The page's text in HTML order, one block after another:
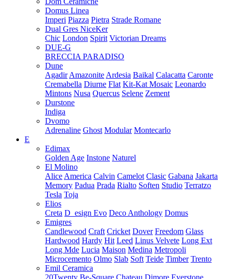
Domus Linea
Imperi Piazza Pietra Strade Romane
Dual Gres NiceKer
Chic London Spirit Victorian Dreams
DUE-G
BRECCIA PARADISO
Dune
Agadir Amazonite Ardesia Baikal Calacatta Caronte
Cremabella Diurne Flat Kit-Kat Mosaic Leonardo
Mintons Nusa Quercus Selene Zement
Durstone
Indiga
Dvomo
Adrenaline Ghost Modular Montecarlo
E
Edimax
Golden Age Instone Naturel
El Molino
Alice America Calvin Camelot Clasic Gabana Jakarta
Memory Padua Prada Rialto Soften Studio Terratzo
Tesla Toja
Elios
Creta D_esign Evo Deco Anthology Domus
Emigres
Candlewood Craft Cricket Dover Freedom Glass
Hardwood Hardy Hit Leed Linus Velvete Long Ext
Long Mde Lucia Maison Medina Metropoli
Microcemento Olmo Slab Soft Teide Timber Trento
Emil Ceramica